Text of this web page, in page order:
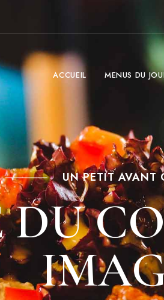
ACCUEIL MENUS DU
UN PETIT AVANT
DU